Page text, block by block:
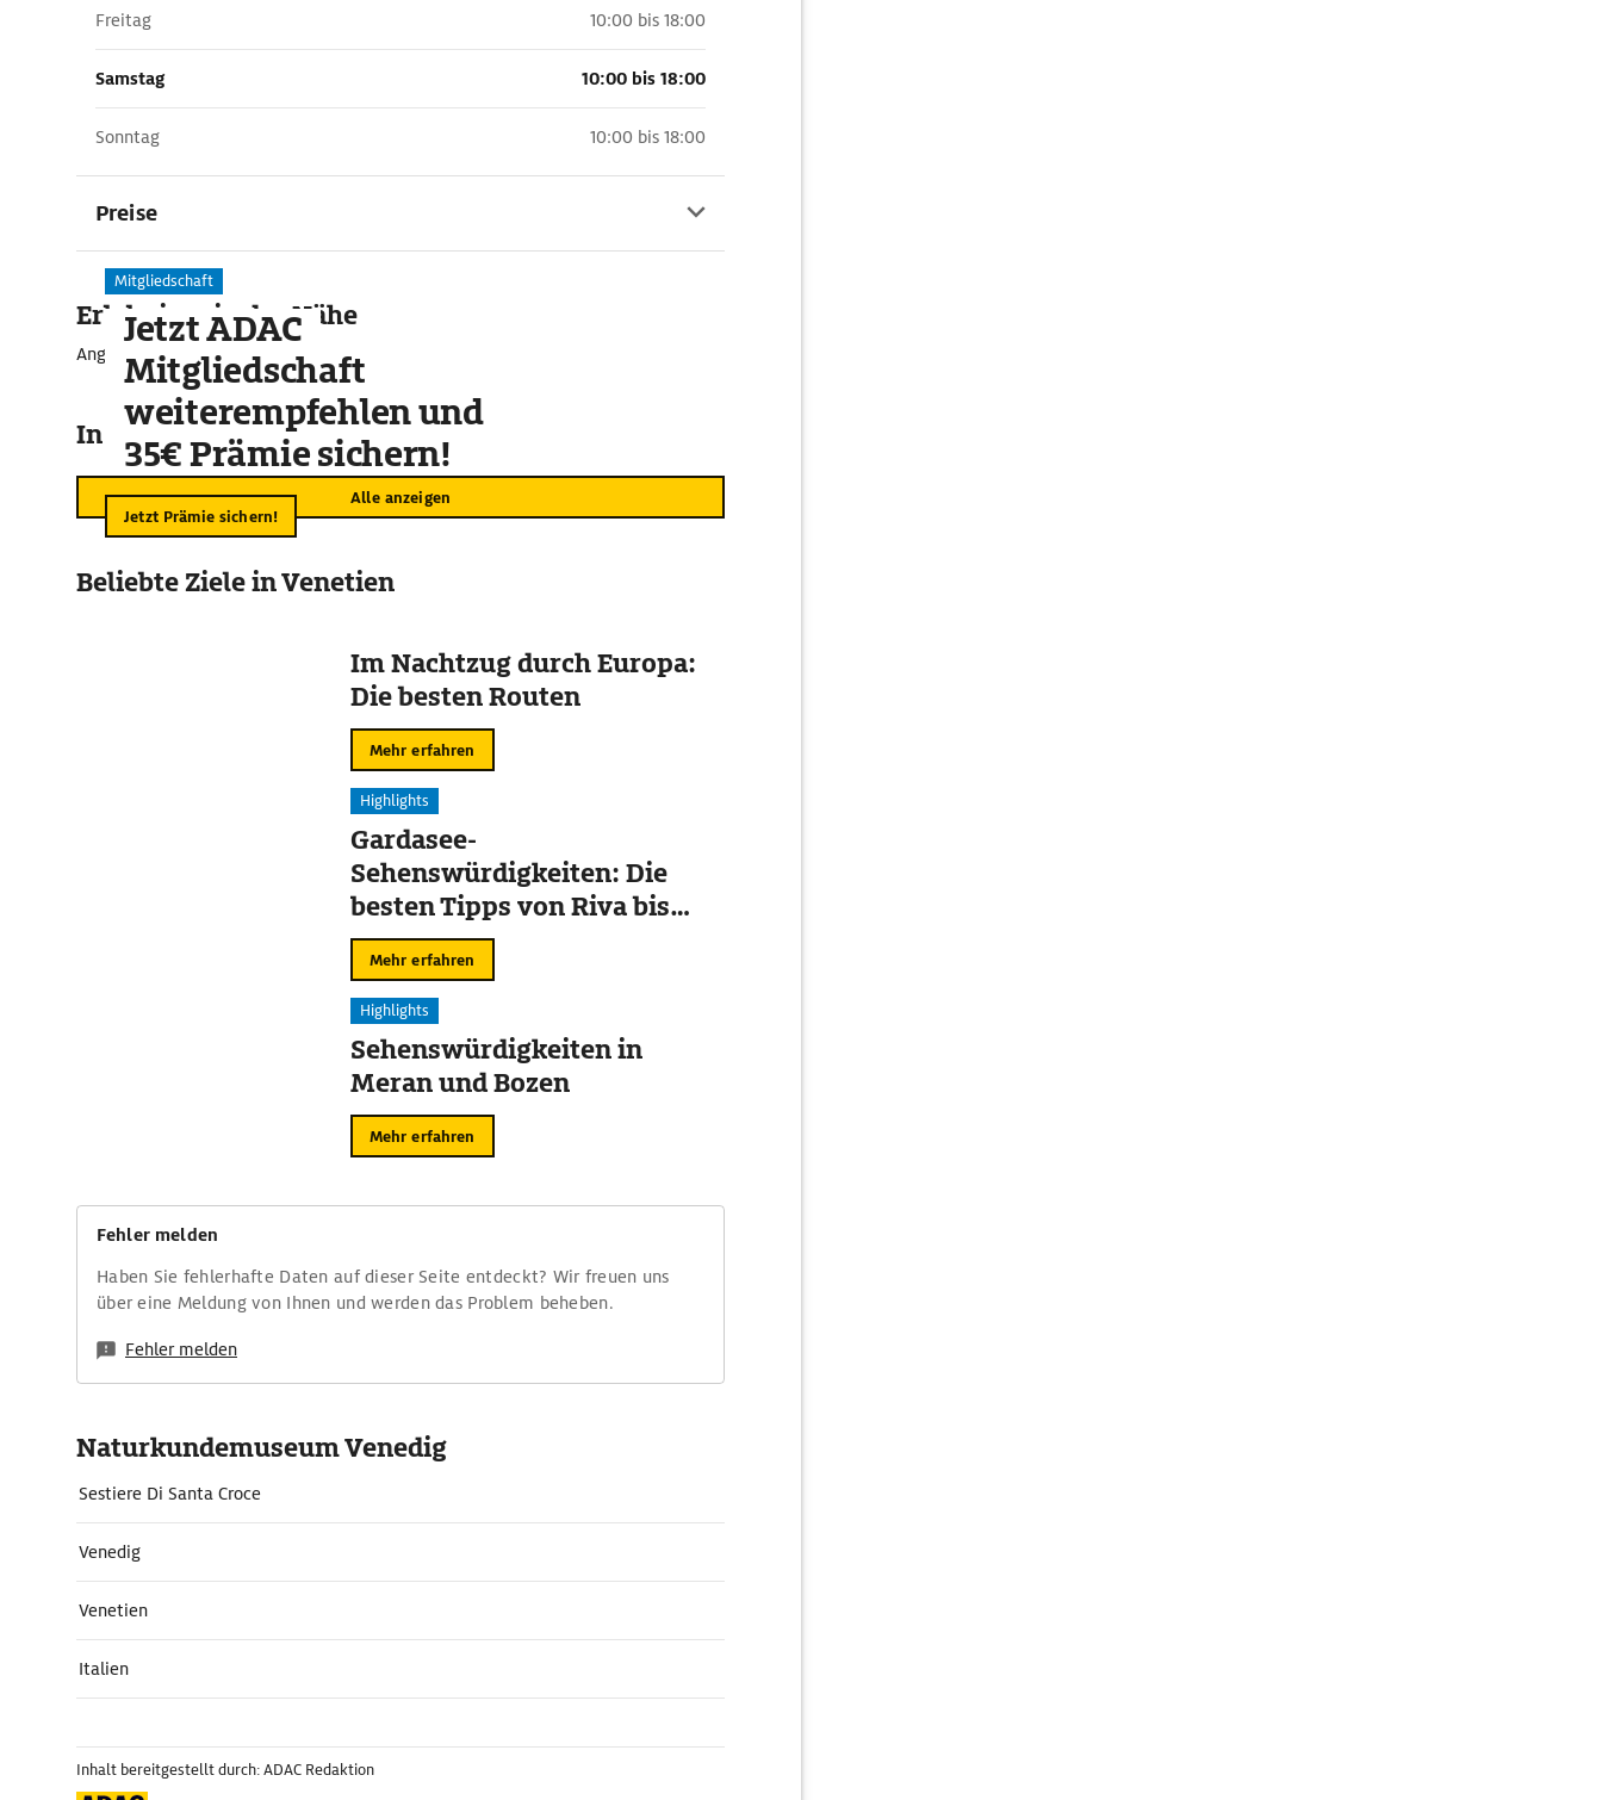
Freitag 10:00 bis 18:00
Samstag 10:00 bis 18:00
Sonntag 10:00 bis 18:00
Preise
Erlebnisse in der Nähe
Angebote für unvergessliche Momente
In der Umgebung
Alle anzeigen
Mitgliedschaft
Jetzt ADAC
Mitgliedschaft
weiterempfehlen und
35€ Prämie sichern!
Jetzt Prämie sichern!
Beliebte Ziele in Venetien
Im Nachtzug durch Europa:
Die besten Routen
Mehr erfahren
Highlights
Gardasee-
Sehenswürdigkeiten: Die
besten Tipps von Riva bis
Sirmione
Mehr erfahren
Highlights
Sehenswürdigkeiten in
Meran und Bozen
Mehr erfahren
Fehler melden
Haben Sie fehlerhafte Daten auf dieser Seite entdeckt? Wir freuen uns
über eine Meldung von Ihnen und werden das Problem beheben.
Fehler melden
Naturkundemuseum Venedig
Sestiere Di Santa Croce
Venedig
Venetien
Italien
Inhalt bereitgestellt durch: ADAC Redaktion